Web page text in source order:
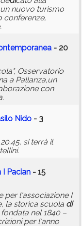
nuovo turismo
- 20
Osservatorio
a Pallanza,un
con
Nido - 3
si terrà il
Pacian - 15
per l'associazione I
la storica scuola di
nel 1840 –
per l'anno